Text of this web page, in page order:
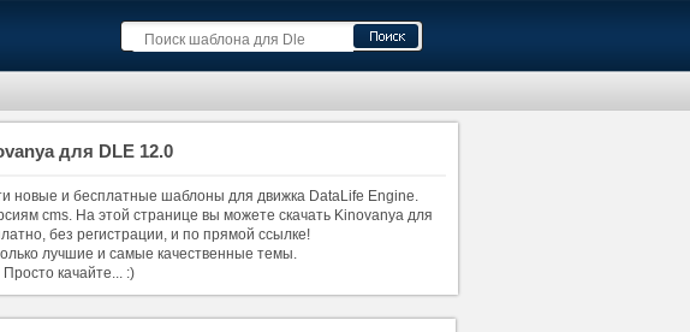
для DLE 12.0
новые и бесплатные шаблоны для движка DataLife Engine.
cms. На этой странице вы можете скачать Kinovanya для
без регистрации, и по прямой ссылке!
лучшие и самые качественные темы.
Просто качайте... :)